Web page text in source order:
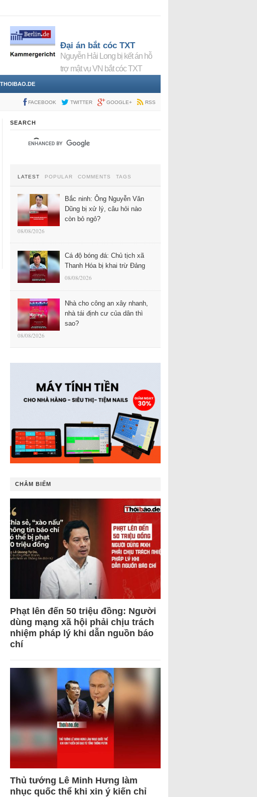
Đại án bắt cóc TXT
Nguyễn Hải Long bị kết án hỗ
trợ mật vụ VN bắt cóc TXT
FACEBOOK TWITTER GOOGLE+ RSS
SEARCH
LATEST POPULAR COMMENTS TAGS
Bắc ninh: Ông Nguyễn Văn
Dũng bị xử lý, câu hỏi nào
còn bỏ ngỏ?
08/08/2026
Cá độ bóng đá: Chủ tịch xã
Thanh Hóa bị khai trừ Đảng
08/08/2026
Nhà cho công an xây nhanh,
nhà tái định cư của dân thì
sao?
08/08/2026
CHÂM BIẾM
Phạt lên đến 50 triệu đồng: Người
dùng mạng xã hội phải chịu trách
nhiệm pháp lý khi dẫn nguồn báo
chí
Thủ tướng Lê Minh Hưng làm
nhục quốc thể khi xin ý kiến chỉ